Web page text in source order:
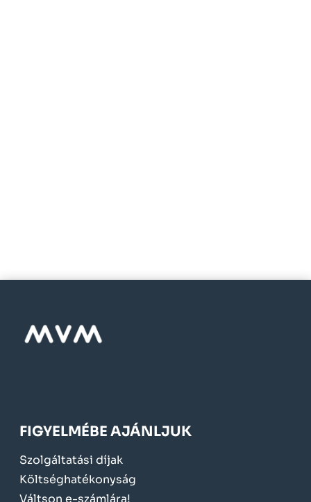
FIGYELMÉBE AJÁNLJUK
Szolgáltatási díjak
Költséghatékonyság
Váltson e-számlára!